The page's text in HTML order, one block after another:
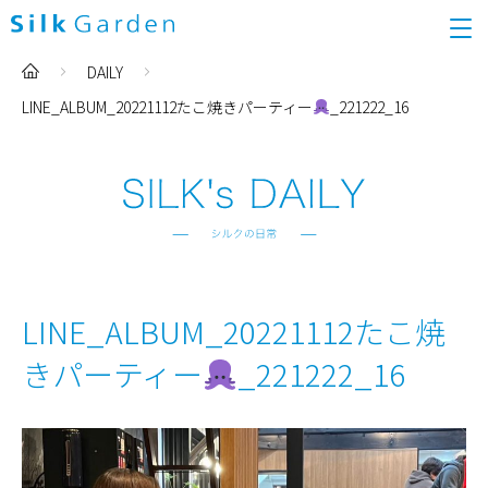
DAILY
LINE_ALBUM_20221112たこ焼きパーティー
_221222_16
LINE_ALBUM_20221112たこ焼
きパーティー
_221222_16